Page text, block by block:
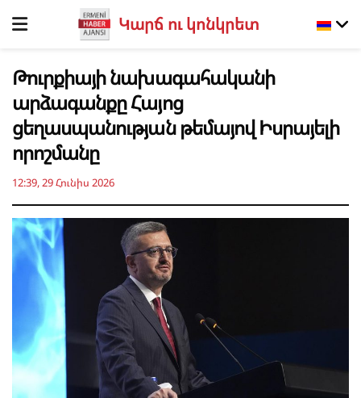
Կարճ ու կոնկրետ
Թուրքիայի նախագահականի
արձագանքը Հայոց
ցեղասպանության թեմայով Իսրայելի
որոշմանը
12:39, 29 Հունիս 2026